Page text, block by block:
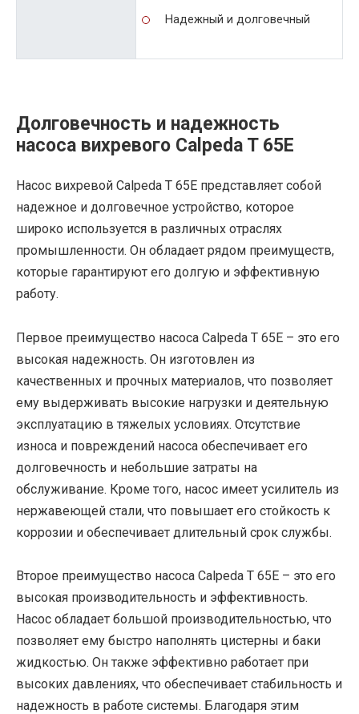
Надежный и долговечный
Долговечность и надежность
насоса вихревого Calpeda T 65E
Насос вихревой Calpeda T 65E представляет собой
надежное и долговечное устройство, которое
широко используется в различных отраслях
промышленности. Он обладает рядом преимуществ,
которые гарантируют его долгую и эффективную
работу.
Первое преимущество насоса Calpeda T 65E – это его
высокая надежность. Он изготовлен из
качественных и прочных материалов, что позволяет
ему выдерживать высокие нагрузки и деятельную
эксплуатацию в тяжелых условиях. Отсутствие
износа и повреждений насоса обеспечивает его
долговечность и небольшие затраты на
обслуживание. Кроме того, насос имеет усилитель из
нержавеющей стали, что повышает его стойкость к
коррозии и обеспечивает длительный срок службы.
Второе преимущество насоса Calpeda T 65E – это его
высокая производительность и эффективность.
Насос обладает большой производительностью, что
позволяет ему быстро наполнять цистерны и баки
жидкостью. Он также эффективно работает при
высоких давлениях, что обеспечивает стабильность и
надежность в работе системы. Благодаря этим